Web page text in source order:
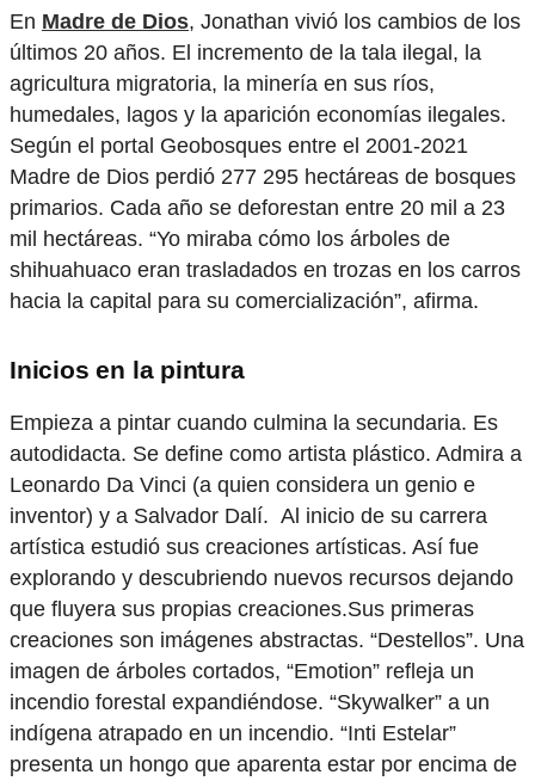
En Madre de Dios, Jonathan vivió los cambios de los
últimos 20 años. El incremento de la tala ilegal, la
agricultura migratoria, la minería en sus ríos,
humedales, lagos y la aparición economías ilegales.
Según el portal Geobosques entre el 2001-2021
Madre de Dios perdió 277 295 hectáreas de bosques
primarios. Cada año se deforestan entre 20 mil a 23
mil hectáreas. “Yo miraba cómo los árboles de
shihuahuaco eran trasladados en trozas en los carros
hacia la capital para su comercialización”, afirma.
Inicios en la pintura
Empieza a pintar cuando culmina la secundaria. Es
autodidacta. Se define como artista plástico. Admira a
Leonardo Da Vinci (a quien considera un genio e
inventor) y a Salvador Dalí. Al inicio de su carrera
artística estudió sus creaciones artísticas. Así fue
explorando y descubriendo nuevos recursos dejando
que fluyera sus propias creaciones.Sus primeras
creaciones son imágenes abstractas. “Destellos”. Una
imagen de árboles cortados, “Emotion” refleja un
incendio forestal expandiéndose. “Skywalker” a un
indígena atrapado en un incendio. “Inti Estelar”
presenta un hongo que aparenta estar por encima de